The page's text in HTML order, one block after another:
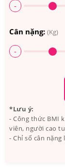
-
Cân nặng: (Kg)
-
*Lưu ý:
- Công thức BMI
viên, người cao
- Chỉ số cân